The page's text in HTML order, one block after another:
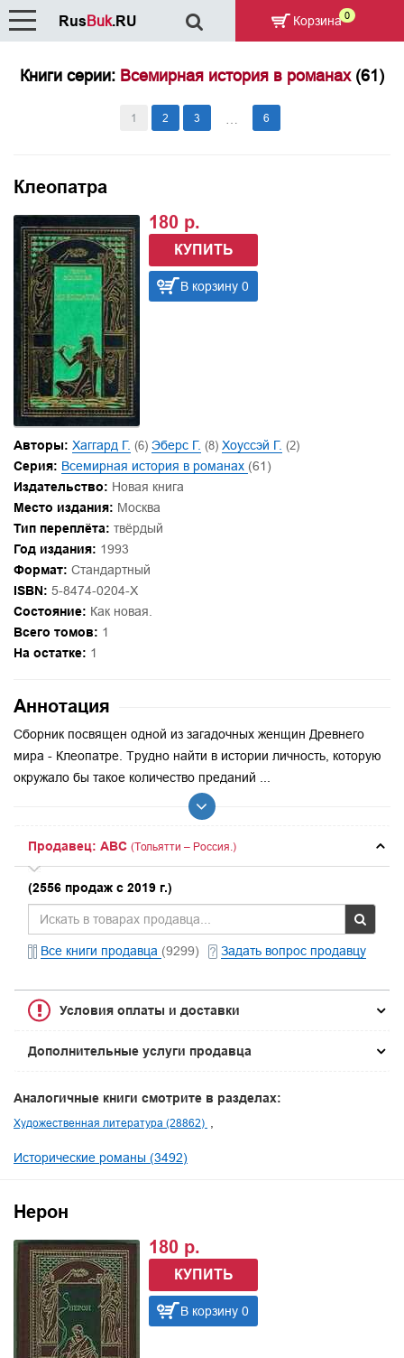
Книги серии: Всемирная история в романах (61)
1 2 3 6
Клеопатра
180 р.
КУПИТЬ
В корзину 0
Авторы: Хаггард Г. (6) Эберс Г. (8) Хоуссэй Г. (2)
Серия: Всемирная история в романах (61)
Издательство: Новая книга
Место издания: Москва
Тип переплёта: твёрдый
Год издания: 1993
Формат: Стандартный
ISBN: 5-8474-0204-X
Состояние: Как новая.
Всего томов: 1
На остатке: 1
Аннотация
Сборник посвящен одной из загадочных женщин Древнего
мира - Клеопатре. Трудно найти в истории личность, которую
окружало бы такое количество преданий ...
Продавец: ABC (Тольятти – Россия.)
(2556 продаж с 2019 г.)
Все книги продавца (9299) Задать вопрос продавцу
Условия оплаты и доставки
Дополнительные услуги продавца
Аналогичные книги смотрите в разделах:
Художественная литература (28862)
Исторические романы (3492)
Нерон
180 р.
КУПИТЬ
В корзину 0
RusBuk.RU Корзина 0